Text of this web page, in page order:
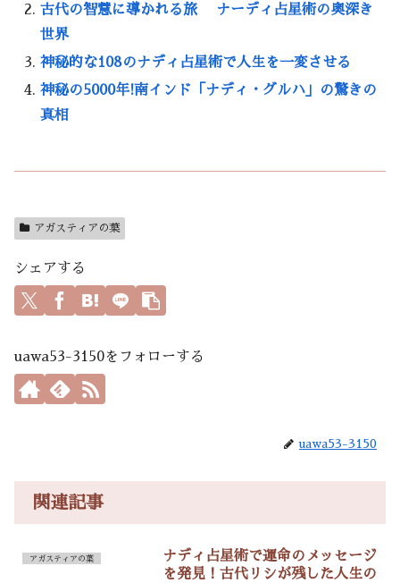
古代の智慧に導かれる旅 ナーディ占星術の奥深き
世界
神秘的な108のナディ占星術で人生を一変させる
神秘の5000年!南インド「ナディ・グルハ」の驚きの
真相
アガスティアの葉
シェアする
uawa53-3150をフォローする
uawa53-3150
関連記事
アガスティアの葉
ナディ占星術で運命のメッセージ
を発見！古代リシが残した人生の